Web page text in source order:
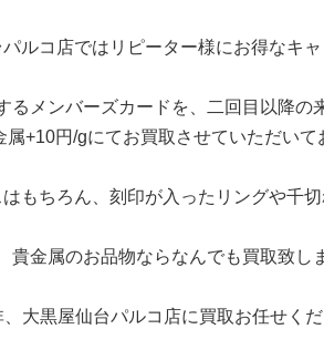
ルコ店ではリピーター様にお得なキャ
るメンバーズカードを、二回目以降の
属+10円/gにてお買取させていただいて
もちろん、刻印が入ったリングや千
貴金属のお品物ならなんでも買取致し
、大黒屋仙台パルコ店に買取お任せく